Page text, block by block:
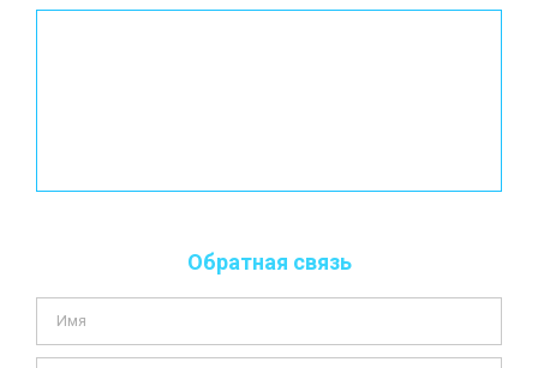
Обратная связь